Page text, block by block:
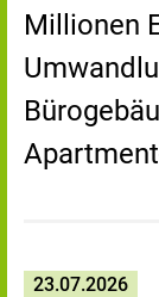
Millionen
23.07.2026